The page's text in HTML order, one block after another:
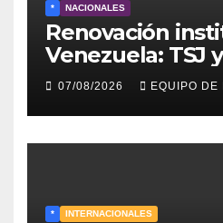
* NACIONALES
Renovación
Venezuela: TSJ
designados a
07/08/2026 EQUIPO
* INTERNACIONALES